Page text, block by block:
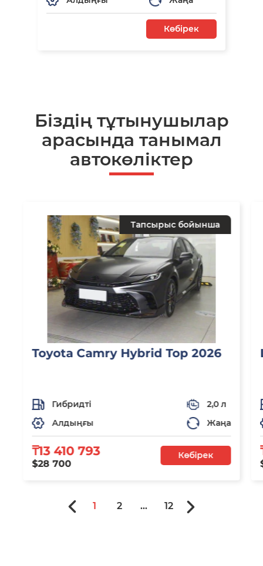
Көбірек
Біздің тұтынушылар
арасында танымал
автокөліктер
Тапсырыс бойынша
Toyota Camry Hybrid Top 2026
Гибридті
2,0 л
Алдыңғы
Жаңа
₸13 410 793
$28 700
Көбірек
1 2 ... 12